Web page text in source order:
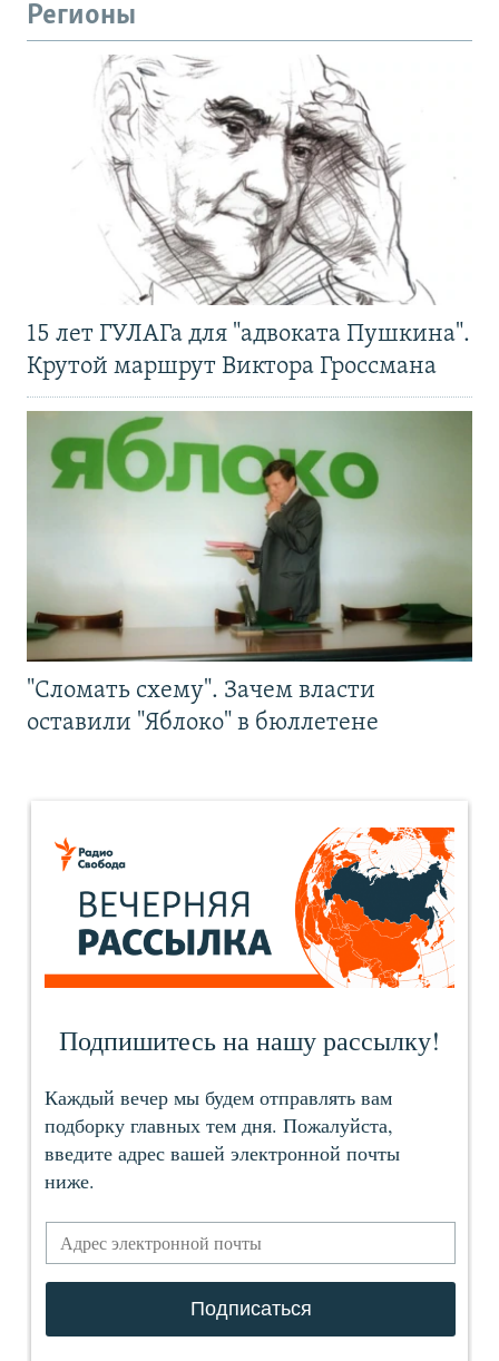
Регионы
15 лет ГУЛАГа для "адвоката Пушкина".
Крутой маршрут Виктора Гроссмана
"Сломать схему". Зачем власти
оставили "Яблоко" в бюллетене